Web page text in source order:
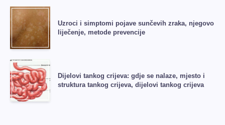
Uzroci i simptomi pojave sunčevih zraka, njegovo
liječenje, metode prevencije
Dijelovi tankog crijeva: gdje se nalaze, mjesto i
struktura tankog crijeva, dijelovi tankog crijeva